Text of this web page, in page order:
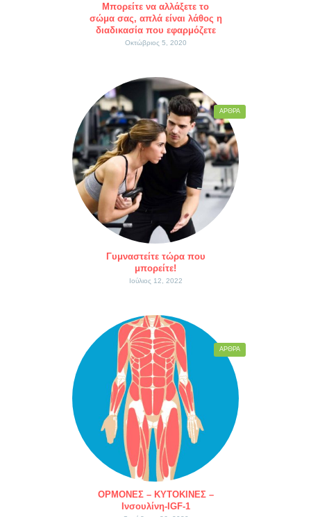
Μπορείτε να αλλάξετε το
σώμα σας, απλά είναι λάθος η
διαδικασία που εφαρμόζετε
Οκτώβριος 5, 2020
Γυμναστείτε τώρα που
μπορείτε!
Ιούλιος 12, 2022
ΆΡΘΡΑ
ΟΡΜΟΝΕΣ – ΚΥΤΟΚΙΝΕΣ –
Ινσουλίνη-IGF-1
ΆΡΘΡΑ